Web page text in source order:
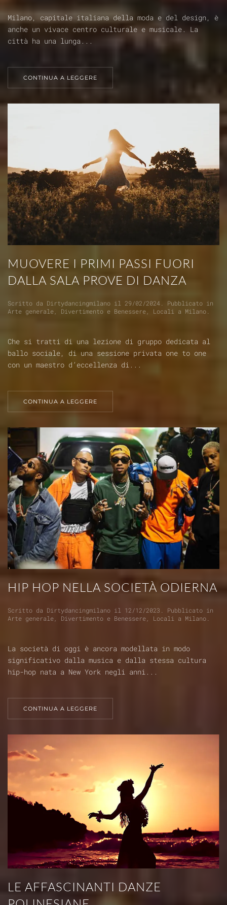
Milano, capitale italiana della moda e del design, è
anche un vivace centro culturale e musicale. La
città ha una lunga...
CONTINUA A LEGGERE
MUOVERE I PRIMI PASSI FUORI
DALLA SALA PROVE DI DANZA
Scritto da Dirtydancingmilano il 29/02/2024 . Pubblicato in
Arte generale
Divertimento e Benessere Locali a Milano
Che si tratti di una lezione di gruppo dedicata al
ballo sociale, di una sessione privata one to one
con un maestro d’eccellenza di...
CONTINUA A LEGGERE
HIP HOP NELLA SOCIETÀ ODIERNA
Scritto da Dirtydancingmilano il 12/12/2023 . Pubblicato in
Arte generale
Divertimento e Benessere Locali a Milano
La società di oggi è ancora modellata in modo
significativo dalla musica e dalla stessa cultura
hip-hop nata a New York negli anni...
CONTINUA A LEGGERE
LE AFFASCINANTI DANZE